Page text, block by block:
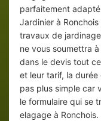
parfaitement
Jardinier à
travaux de
ne vous soumettra
dans le devis tout
et leur tarif, la durée
pas plus simple car
le formulaire qui se
elagage à Ronchois.